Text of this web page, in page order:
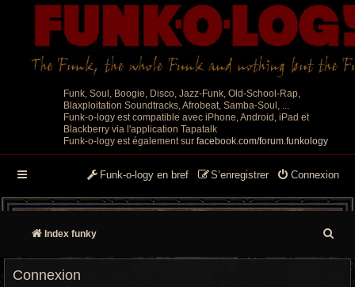
Funk, Soul, Boogie, Disco, Jazz-Funk, Old-School-Rap,
Blaxploitation Soundtracks, Afrobeat, Samba-Soul, ...
Funk-o-logy est compatible avec iPhone, Android, iPad et
Blackberry via l'application Tapatalk
Funk-o-logy est également sur facebook.com/forum.funkology
Connexion
S’enregistrer
Funk-o-logy en bref
Index funky
e
Connexion